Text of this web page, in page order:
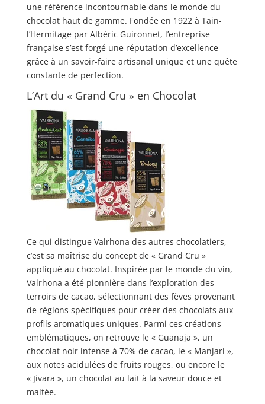
une référence incontournable dans le monde du
chocolat haut de gamme. Fondée en 1922 à Tain-
l’Hermitage par Albéric Guironnet, l’entreprise
française s’est forgé une réputation d’excellence
grâce à un savoir-faire artisanal unique et une quête
constante de perfection.
L’Art du « Grand Cru » en Chocolat
Ce qui distingue Valrhona des autres chocolatiers,
c’est sa maîtrise du concept de « Grand Cru »
appliqué au chocolat. Inspirée par le monde du vin,
Valrhona a été pionnière dans l’exploration des
terroirs de cacao, sélectionnant des fèves provenant
de régions spécifiques pour créer des chocolats aux
profils aromatiques uniques. Parmi ces créations
emblématiques, on retrouve le « Guanaja », un
chocolat noir intense à 70% de cacao, le « Manjari »,
aux notes acidulées de fruits rouges, ou encore le
« Jivara », un chocolat au lait à la saveur douce et
maltée.